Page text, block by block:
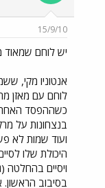
15/9/10
יש לוחם שמאוד
בנצחונות על
ועוד שמות לא